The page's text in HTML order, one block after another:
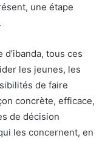
une étape
tous ces
les jeunes, les
de faire
concrète, efficace,
de décision
les concernent, en